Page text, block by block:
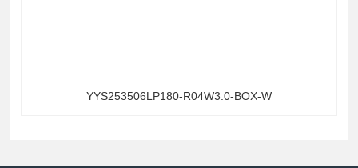
YYS253506LP180-R04W3.0-BOX-W